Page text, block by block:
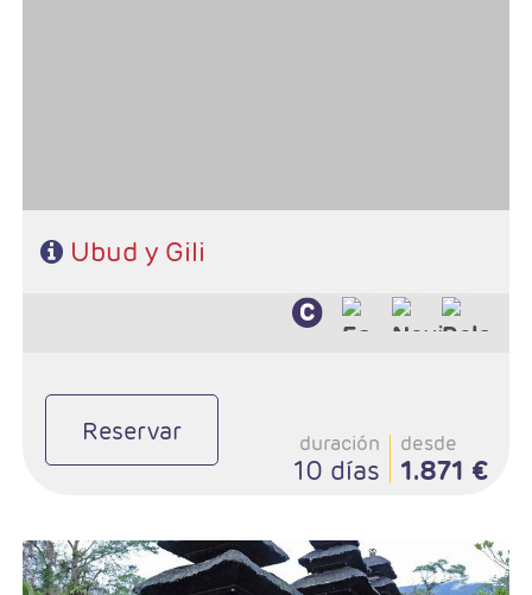
Ubud y Gili
Reservar duración
10 días
desde
1.871 €
- Salidas: Lunes
- Ruta: Sanur (excursiones incluidas)